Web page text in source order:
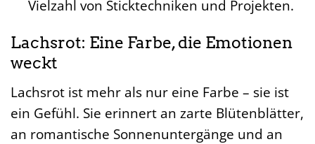
Vielzahl von Sticktechniken und Projekten.
Lachsrot: Eine Farbe, die Emotionen
weckt
Lachsrot ist mehr als nur eine Farbe – sie ist
ein Gefühl. Sie erinnert an zarte Blütenblätter,
an romantische Sonnenuntergänge und an